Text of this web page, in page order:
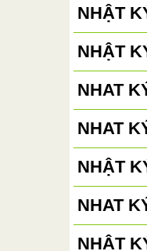
NHẬT
NHẬT
NHAT
NHAT
NHẬT
NHAT
NHẬT